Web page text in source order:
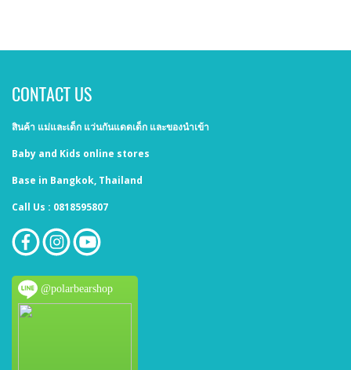
CONTACT US
สินค้า แม่และเด็ก แว่นกันแดดเด็ก และของนำเข้า
Baby and Kids online stores
Base in Bangkok, Thailand
Call Us : 0818595807
@polarbearshop